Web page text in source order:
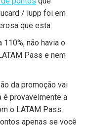
/ iupp foi em
que esta.
não havia o
Pass e nem
da promoção vai
é provavelmente a
o LATAM Pass.
apenas se você